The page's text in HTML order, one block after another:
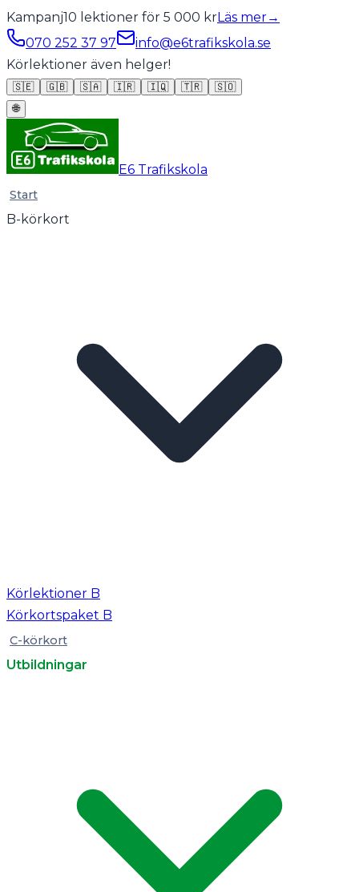
Kampanj10 lektioner för 5 000 krLäs mer→
070 252 37 97
info@e6trafikskola.se
Körlektioner även helger!
🇸🇪 🇬🇧 🇸🇦 🇮🇷 🇮🇶 🇹🇷
🇸🇴
🌐
E6 Trafikskola
Start
B-körkort
Körlektioner B
Körkortspaket B
C-körkort
Utbildningar